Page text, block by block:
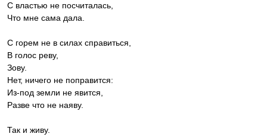
С властью не посчиталась,
Что мне сама дала.
С горем не в силах справиться,
В голос реву,
Зову.
Нет, ничего не поправится:
Из-под земли не явится,
Разве что не наяву.
Так и живу.